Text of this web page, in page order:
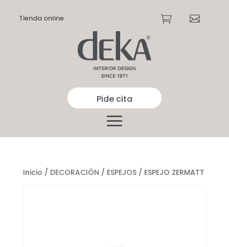
Tienda online  
Pide cita
Inicio / DECORACIÓN / ESPEJOS/ ESPEJO ZERMATT